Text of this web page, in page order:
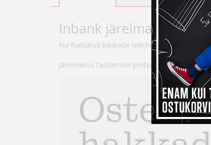
Inbank järelmaksuga
Kui ihaldatud kaupade tellimiseks peaks raha
Järelmaksu taotlemise protsess on lihtne –